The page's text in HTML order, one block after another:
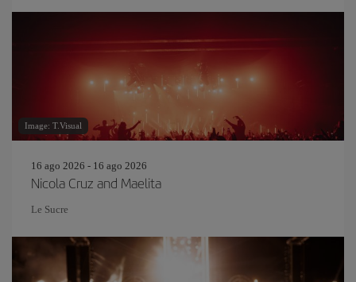
Image: T.Visual
16 ago 2026 - 16 ago 2026
Nicola Cruz and Maelita
Le Sucre